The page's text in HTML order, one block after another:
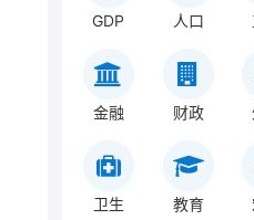
GDP 人口
金融 财政
卫生 教育